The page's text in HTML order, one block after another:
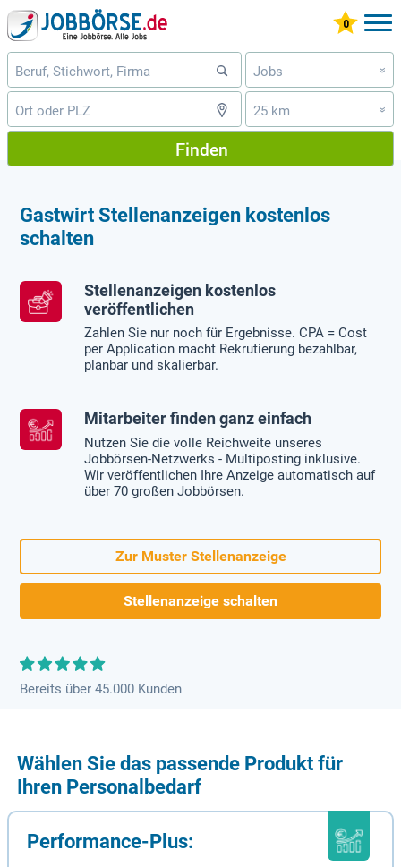
Jobs »
25 km »
Finden
Gastwirt Stellenanzeigen kostenlos
schalten
Stellenanzeigen kostenlos
veröffentlichen
Zahlen Sie nur noch für Ergebnisse. CPA = Cost
per Application macht Rekrutierung bezahlbar,
planbar und skalierbar.
Mitarbeiter finden ganz einfach
Nutzen Sie die volle Reichweite unseres
Jobbörsen-Netzwerks - Multiposting inklusive.
Wir veröffentlichen Ihre Anzeige automatisch auf
über 70 großen Jobbörsen.
Zur Muster Stellenanzeige
Stellenanzeige schalten
Bereits über 45.000 Kunden
Wählen Sie das passende Produkt für
Ihren Personalbedarf
Performance-Plus: